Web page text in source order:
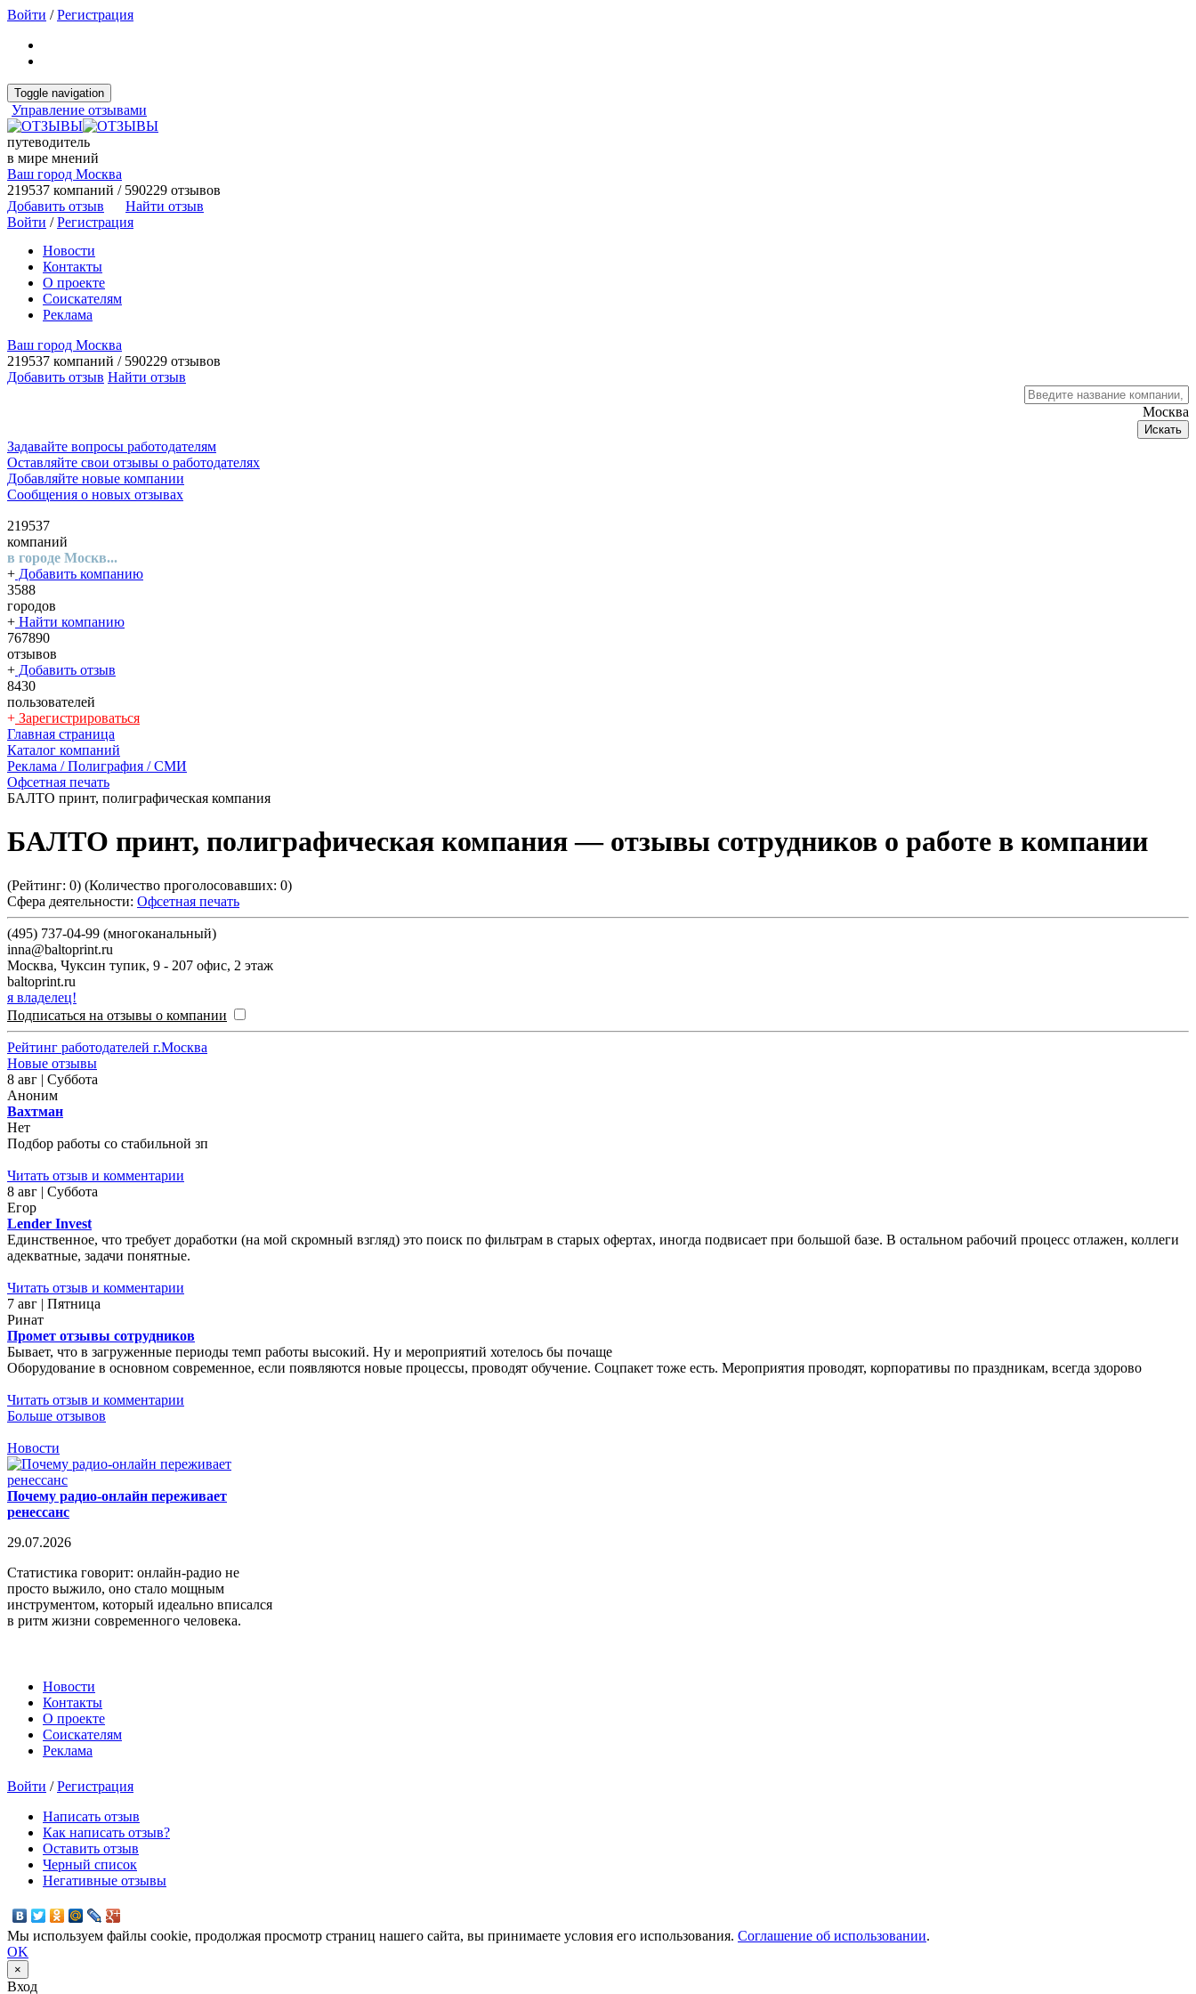
Войти /Регистрация
Toggle navigation
Управление отзывами
путеводитель
в мире мнений
Ваш город Москва
219537 компаний / 590229 отзывов
Добавить отзыв
Найти отзыв
Войти /Регистрация
Новости
Контакты
О проекте
Соискателям
Реклама
Ваш город Москва
219537 компаний / 590229 отзывов
Добавить отзыв Найти отзыв
Москва
Искать
Задавайте вопросы работодателям
Оставляйте свои отзывы о работодателях
Добавляйте новые компании
Сообщения о новых отзывах
219537
компаний
в городе Москв...
+ Добавить компанию
3588
городов
+ Найти компанию
767890
отзывов
+ Добавить отзыв
8430
пользователей
+ Зарегистрироваться
Главная страница
Каталог компаний
Реклама / Полиграфия / СМИ
Офсетная печать
БАЛТО принт, полиграфическая компания
БАЛТО принт, полиграфическая компания— отзывы сотрудников о работе в компании
(Рейтинг: 0) (Количество проголосовавших: 0)
Сфера деятельности: Офсетная печать
(495) 737-04-99 (многоканальный)
inna@baltoprint.ru
Москва, Чуксин тупик, 9 - 207 офис, 2 этаж
baltoprint.ru
я владелец!
Подписаться на отзывы о компании
Рейтинг работодателей г.Москва
Новые отзывы
8 авг | Суббота
Аноним
Вахтман
Нет
Подбор работы со стабильной зп
Читать отзыв и комментарии
8 авг | Суббота
Егор
Lender Invest
Единственное, что требует доработки (на мой скромный взгляд) это поиск по фильтрам в старых офертах, иногда подвисает при большой базе. В остальном рабочий процесс отлажен, коллеги
адекватные, задачи понятные.
Читать отзыв и комментарии
7 авг | Пятница
Ринат
Промет отзывы сотрудников
Бывает, что в загруженные периоды темп работы высокий. Ну и мероприятий хотелось бы почаще
Оборудование в основном современное, если появляются новые процессы, проводят обучение. Соцпакет тоже есть. Мероприятия проводят, корпоративы по праздникам, всегда здорово
Читать отзыв и комментарии
Больше отзывов
Новости
Почему радио-онлайн переживает
ренессанс
29.07.2026
Статистика говорит: онлайн-радио не
просто выжило, оно стало мощным
инструментом, который идеально вписался
в ритм жизни современного человека.
Новости
Контакты
О проекте
Соискателям
Реклама
Войти /Регистрация
Написать отзыв
Как написать отзыв?
Оставить отзыв
Черный список
Негативные отзывы
Мы используем файлы cookie, продолжая просмотр страниц нашего сайта, вы принимаете условия его использования. Соглашение об использовании.
OK
×
Вход